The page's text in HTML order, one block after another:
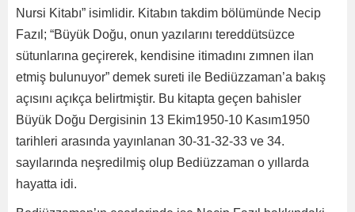
Nursi Kitabı” isimlidir. Kitabın takdim bölümünde Necip
Fazıl; “Büyük Doğu, onun yazılarını tereddütsüzce
sütunlarına geçirerek, kendisine itimadını zımnen ilan
etmiş bulunuyor” demek sureti ile Bediüzzaman’a bakış
açısını açıkça belirtmiştir. Bu kitapta geçen bahisler
Büyük Doğu Dergisinin 13 Ekim1950-10 Kasım1950
tarihleri arasında yayınlanan 30-31-32-33 ve 34.
sayılarında neşredilmiş olup Bediüzzaman o yıllarda
hayatta idi.